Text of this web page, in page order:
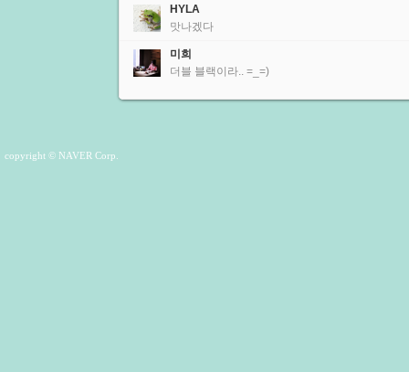
HYLA
맛나겠다
미희
더블 블랙이라.. =_=)
copyright © NAVER Corp.